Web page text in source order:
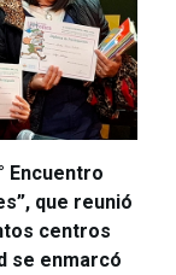
Encuentro
que reunió
centros
se enmarcó